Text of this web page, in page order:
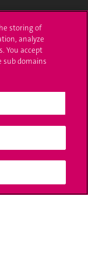
storing of
analyze
You accept
sub domains